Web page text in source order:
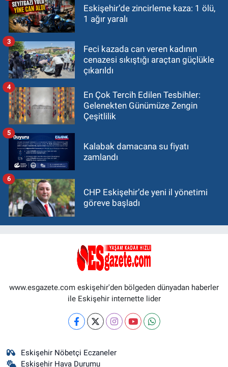
Eskişehir’de zincirleme kaza: 1 ölü,
1 ağır yaralı
Feci kazada can veren kadının
cenazesi sıkıştığı araçtan güçlükle
çıkarıldı
3
En Çok Tercih Edilen Tesbihler:
Gelenekten Günümüze Zengin
Çeşitlilik
4
Kalabak damacana su fiyatı
zamlandı
5
CHP Eskişehir’de yeni il yönetimi
göreve başladı
6
www.esgazete.com eskişehir'den bölgeden dünyadan haberler
ile Eskişehir internette lider
Eskişehir Nöbetçi Eczaneler
Eskişehir Hava Durumu